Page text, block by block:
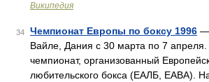
Википедия
34 Чемпионат Европы по боксу 1996 —
Вайле, Дания с 30 марта по 7
чемпионат, организованный
любительского бокса (ЕАЛБ, EABA).